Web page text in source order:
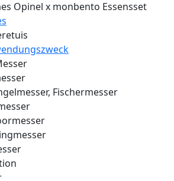
Opinel x monbento Essensset
Fischermesser